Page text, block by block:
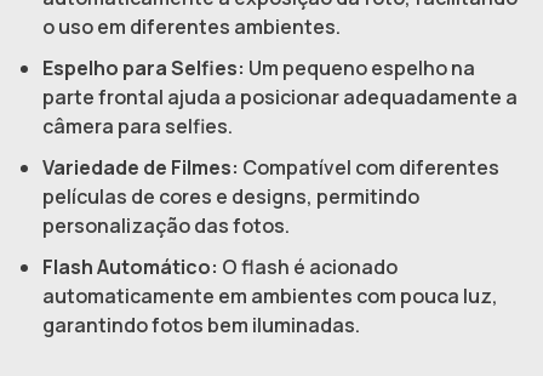
o uso em diferentes ambientes.
Espelho para Selfies: Um pequeno espelho na
parte frontal ajuda a posicionar adequadamente a
câmera para selfies.
Variedade de Filmes: Compatível com diferentes
películas de cores e designs, permitindo
personalização das fotos.
Flash Automático: O flash é acionado
automaticamente em ambientes com pouca luz,
garantindo fotos bem iluminadas.